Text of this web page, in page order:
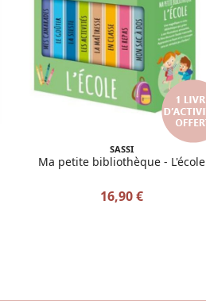
SASSI
Ma petite bibliothèque - L'école
16,90 €